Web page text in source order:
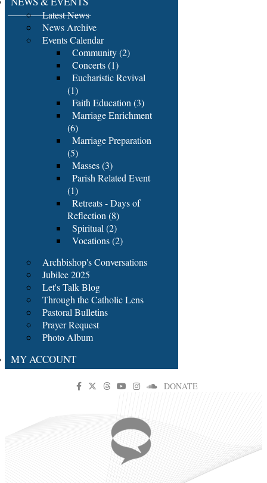
Latest News
News Archive
Events Calendar
Community (2)
Concerts (1)
Eucharistic Revival
(1)
Faith Education (3)
Marriage Enrichment
(6)
Marriage Preparation
(5)
Masses (3)
Parish Related Event
(1)
Retreats - Days of
Reflection (8)
Spiritual (2)
Vocations (2)
Archbishop's Conversations
Jubilee 2025
Let's Talk Blog
Through the Catholic Lens
Pastoral Bulletins
Prayer Request
Photo Album
MY ACCOUNT
DONATE